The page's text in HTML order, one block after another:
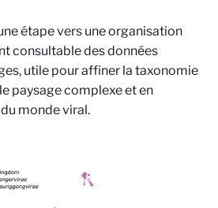
étape vers une organisation
consultable des données
utile pour affiner la taxonomie
paysage complexe et en
monde viral.